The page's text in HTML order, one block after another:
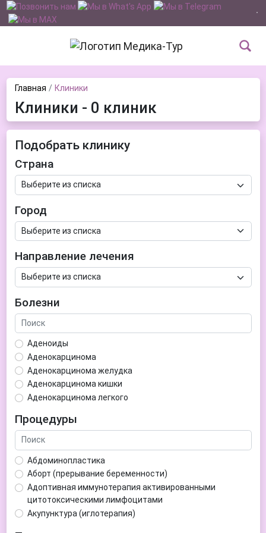
Главная Клиники
Клиники - 0 клиник
Подобрать клинику
Страна
Город
Направление лечения
Болезни
Аденоиды
Аденокарцинома
Аденокарцинома желудка
Аденокарцинома кишки
Аденокарцинома легкого
Аденома гипофиза
Аденома простаты
Аденома щитовидной железы
Аденомиоз
Адентия
Азооспермия
Акне (угри)
Алкоголизм
Процедуры
Абдоминопластика
Аборт (прерывание беременности)
Адоптивная иммунотерапия активированными
цитотоксическими лимфоцитами
Акупунктура (иглотерапия)